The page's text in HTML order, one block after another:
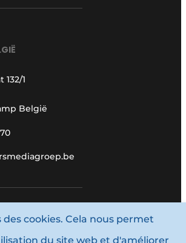
132/1
België
- 2026 Louwersmediagroep.
des cookies. Cela nous permet
du site web et d'améliorer